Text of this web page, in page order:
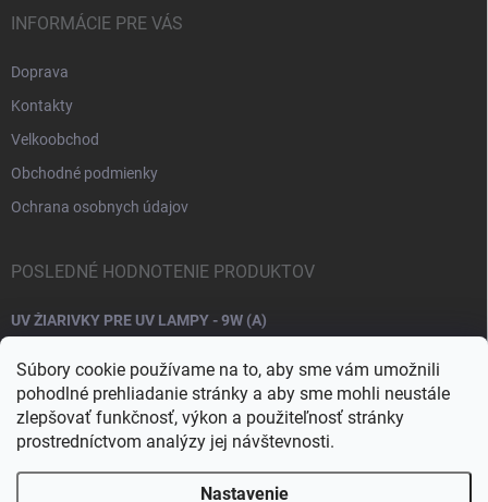
Súbory cookie používame na to, aby sme vám umožnili
pohodlné prehliadanie stránky a aby sme mohli neustále
zlepšovať funkčnosť, výkon a použiteľnosť stránky
prostredníctvom analýzy jej návštevnosti.
Nastavenie
INFORMÁCIE PRE VÁS
Doprava
Kontakty
Velkoobchod
Obchodné podmienky
Ochrana osobnych údajov
POSLEDNÉ HODNOTENIE PRODUKTOV
UV ŽIARIVKY PRE UV LAMPY - 9W (A)